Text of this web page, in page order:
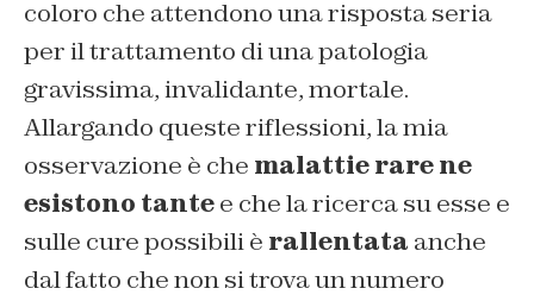
coloro che attendono una risposta seria
per il trattamento di una patologia
gravissima, invalidante, mortale.
Allargando queste riflessioni, la mia
osservazione è che malattie rare ne
esistono tantee che la ricerca su esse e
sulle cure possibili è rallentata anche
dal fatto chenon si trova un numero